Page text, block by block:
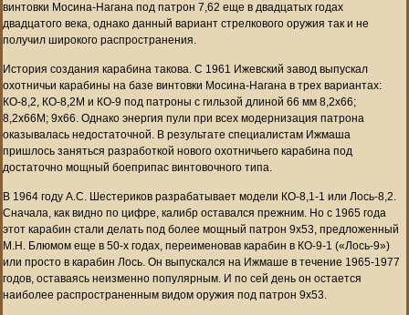
винтовки Мосина-Нагана под патрон 7,62 еще в двадцатых годах
двадцатого века, однако данный вариант стрелкового оружия так и не
получил широкого распространения.
История создания карабина такова. С 1961 Ижевский завод выпускал
охотничьи карабины на базе винтовки Мосина-Нагана в трех вариантах:
КО-8,2, КО-8,2М и КО-9 под патроны с гильзой длиной 66 мм 8,2x66;
8,2х66М; 9x66. Однако энергия пули при всех модернизация патрона
оказывалась недостаточной. В результате специалистам Ижмаша
пришлось заняться разработкой нового охотничьего карабина под
достаточно мощный боеприпас винтовочного типа.
В 1964 году А.С. Шестериков разрабатывает модели КО-8,1-1 или Лось-8,2.
Сначала, как видно по цифре, калибр оставался прежним. Но с 1965 года
этот карабин стали делать под более мощный патрон 9x53, предложенный
М.Н. Блюмом еще в 50-х годах, переименовав карабин в КО-9-1 («Лось-9»)
или просто в карабин Лось. Он выпускался на Ижмаше в течение 1965-1977
годов, оставаясь неизменно популярным. И по сей день он остается
наиболее распространенным видом оружия под патрон 9x53.